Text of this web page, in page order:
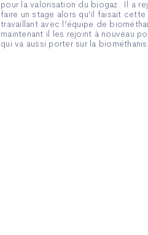
pour la valorisation du biogaz. Il a
faire un stage alors qu’il faisait cette
travaillant avec l’équipe de
maintenant il les rejoint à nouveau
qui va aussi porter sur la